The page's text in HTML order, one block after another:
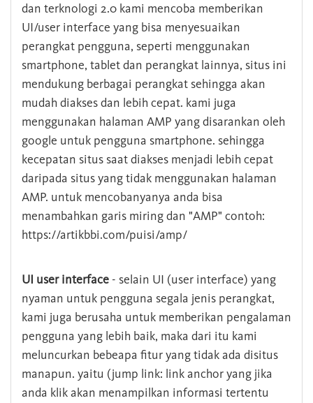
dan terknologi 2.0 kami mencoba memberikan
UI/user interface yang bisa menyesuaikan
perangkat pengguna, seperti menggunakan
smartphone, tablet dan perangkat lainnya, situs ini
mendukung berbagai perangkat sehingga akan
mudah diakses dan lebih cepat. kami juga
menggunakan halaman AMP yang disarankan oleh
google untuk pengguna smartphone. sehingga
kecepatan situs saat diakses menjadi lebih cepat
daripada situs yang tidak menggunakan halaman
AMP. untuk mencobanyanya anda bisa
menambahkan garis miring dan "AMP" contoh:
https://artikbbi.com/puisi/amp/
UI user interface - selain UI (user interface) yang
nyaman untuk pengguna segala jenis perangkat,
kami juga berusaha untuk memberikan pengalaman
pengguna yang lebih baik, maka dari itu kami
meluncurkan bebeapa fitur yang tidak ada disitus
manapun. yaitu (jump link: link anchor yang jika
anda klik akan menampilkan informasi tertentu